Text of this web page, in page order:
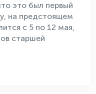
это был первый
на предстоящем
с 5 по 12 мая,
старшей